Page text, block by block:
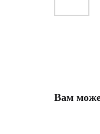
Вам